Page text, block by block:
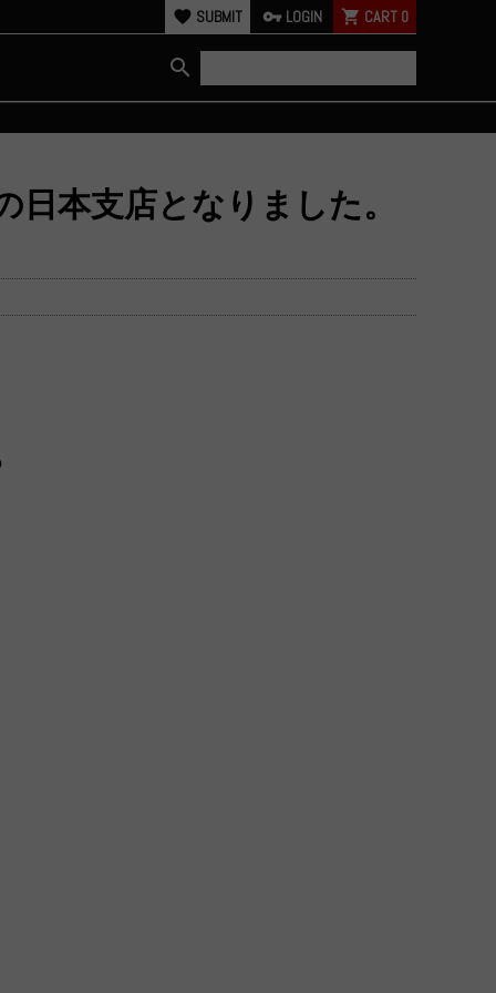
favorite SUBMIT vpn_key LOGIN shopping_cart CART 0
search
日本支店となりました。